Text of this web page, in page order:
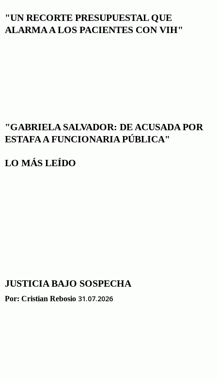
"UN RECORTE PRESUPUESTAL QUE
ALARMA A LOS PACIENTES CON VIH"
"GABRIELA SALVADOR: DE ACUSADA POR
ESTAFA A FUNCIONARIA PÚBLICA"
LO MÁS LEÍDO
JUSTICIA BAJO SOSPECHA
Por: Cristian Rebosio 31.07.2026